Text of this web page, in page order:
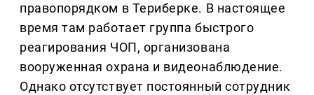
правопорядком в Териберке. В настоящее
время там работает группа быстрого
реагирования ЧОП, организована
вооруженная охрана и видеонаблюдение.
Однако отсутствует постоянный сотрудник